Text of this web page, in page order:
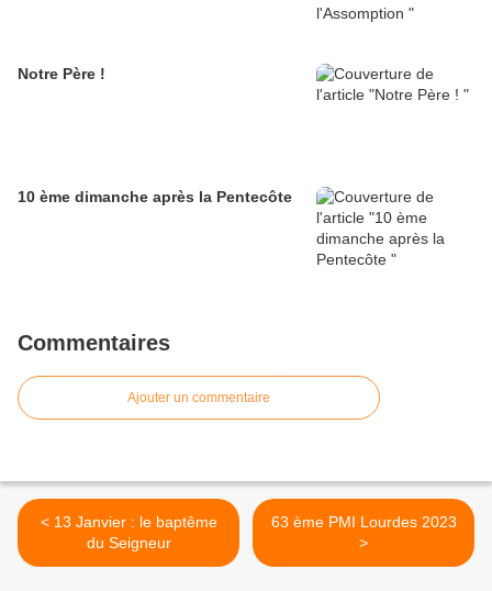
Notre Père !
10 ème dimanche après la Pentecôte
Commentaires
Ajouter un commentaire
< 13 Janvier : le baptême
du Seigneur
63 ème PMI Lourdes 2023
>